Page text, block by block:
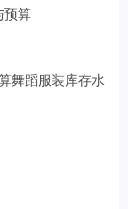
预算
舞蹈服装库存水